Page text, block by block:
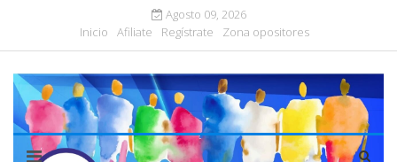
Agosto 09, 2026
Inicio
Afiliate Regístrate Zona opositores